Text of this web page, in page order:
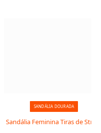
SANDÁLIA DOURADA
Sandália Feminina Tiras de